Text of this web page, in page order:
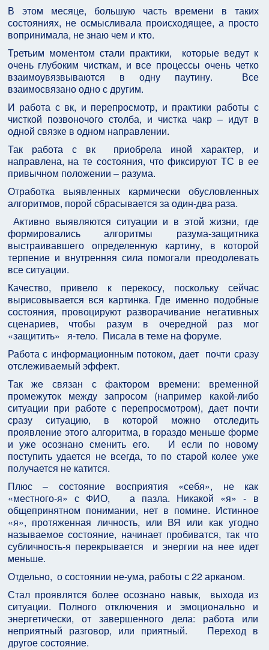
В этом месяце, большую часть времени в таких
состояниях, не осмысливала происходящее, а просто
вопринимала, не знаю чем и кто.
Третьим моментом стали практики, которые ведут к
очень глубоким чисткам, и все процессы очень четко
взаимоувязвываются в одну паутину. Все
взаимосвязано одно с другим.
И работа с вк, и перепросмотр, и практики работы с
чисткой позвоночого столба, и чистка чакр – идут в
одной связке в одном направлении.
Так работа с вк приобрела иной характер, и
направлена, на те состояния, что фиксируют ТС в ее
привычном положении – разума.
Отработка выявленных кармически обусловленных
алгоритмов, порой сбрасывается за один-два раза.
Активно выявляются ситуации и в этой жизни, где
формировались алгоритмы разума-защитника
выстраивавшего определенную картину, в которой
терпение и внутренняя сила помогали преодолевать
все ситуации.
Качество, привело к перекосу, поскольку сейчас
вырисовывается вся картинка. Где именно подобные
состояния, провоцируют разворачивание негативных
сценариев, чтобы разум в очередной раз мог
«защитить» я-тело. Писала в теме на форуме.
Работа с информационным потоком, дает почти сразу
отслеживаемый эффект.
Так же связан с фактором времени: временной
промежуток между запросом (например какой-либо
ситуации при работе с перепросмотром), дает почти
сразу ситуацию, в которой можно отследить
проявление этого алгоритма, в гораздо меньше форме
и уже осознано сменить его. И если по новому
поступить удается не всегда, то по старой колее уже
получается не катится.
Плюс – состояние восприятия «себя», не как
«местного-я» с ФИО, а пазла. Никакой «я» - в
общепринятном понимании, нет в помине. Истинное
«я», протяженная личность, или ВЯ или как угодно
называемое состояние, начинает пробиватся, так что
субличность-я перекрывается и энергии на нее идет
меньше.
Отдельно, о состоянии не-ума, работы с 22 арканом.
Стал проявлятся более осознано навык, выхода из
ситуации. Полного отключения и эмоционально и
энергетически, от завершенного дела: работа или
неприятный разговор, или приятный. Переход в
другое состояние.